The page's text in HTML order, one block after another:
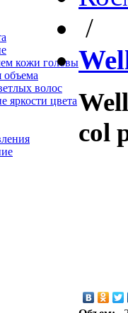
кожи головы
волос
яркости цвета
/
col